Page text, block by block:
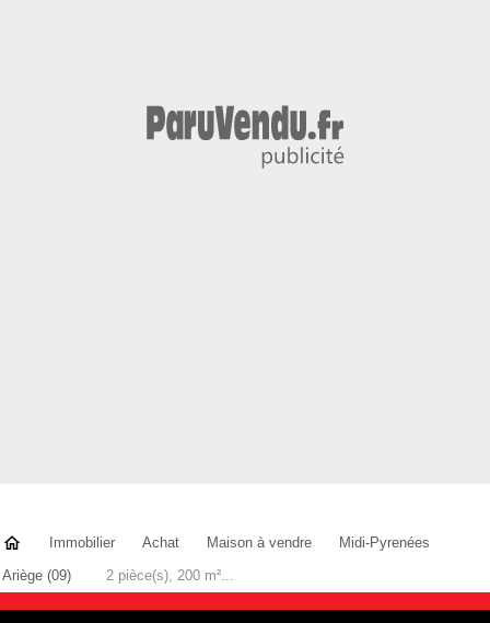
Immobilier Achat Maison à vendre
Midi-Pyrenées
Ariège (09)
2 pièce(s), 200 m²...